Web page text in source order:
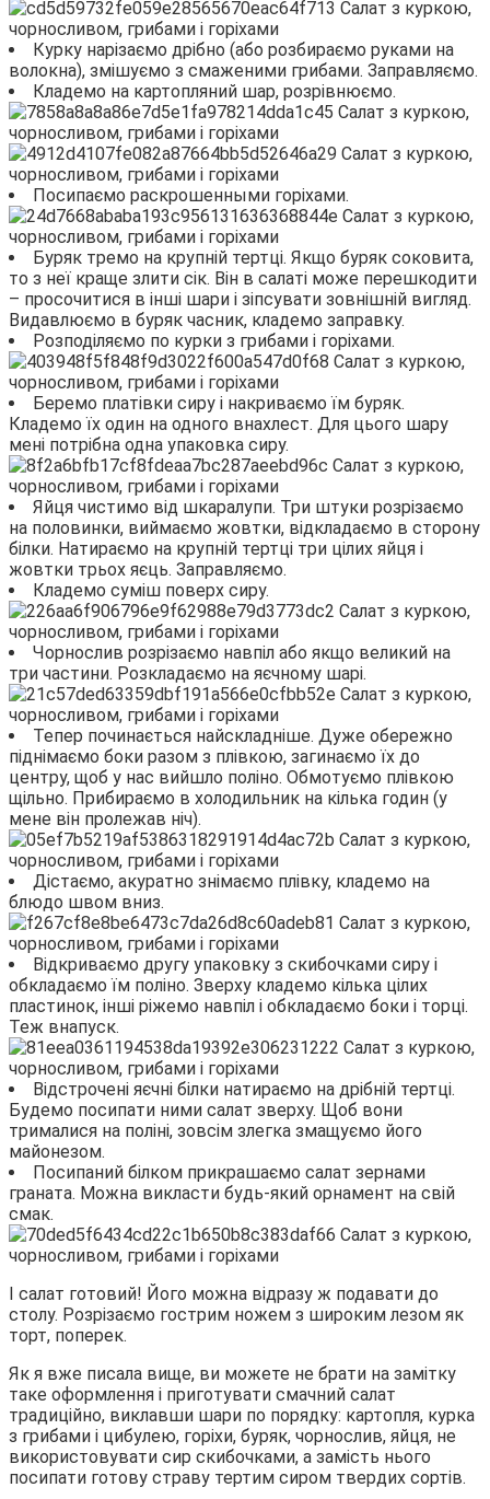
Курку нарізаємо дрібно (або розбираємо руками на
волокна), змішуємо з смаженими грибами. Заправляємо.
Кладемо на картопляний шар, розрівнюємо.
Посипаємо раскрошенными горіхами.
Буряк тремо на крупній тертці. Якщо буряк соковита,
то з неї краще злити сік. Він в салаті може перешкодити
– просочитися в інші шари і зіпсувати зовнішній вигляд.
Видавлюємо в буряк часник, кладемо заправку.
Розподіляємо по курки з грибами і горіхами.
Беремо платівки сиру і накриваємо їм буряк.
Кладемо їх один на одного внахлест. Для цього шару
мені потрібна одна упаковка сиру.
Яйця чистимо від шкаралупи. Три штуки розрізаємо
на половинки, виймаємо жовтки, відкладаємо в сторону
білки. Натираємо на крупній тертці три цілих яйця і
жовтки трьох яєць. Заправляємо.
Кладемо суміш поверх сиру.
Чорнослив розрізаємо навпіл або якщо великий на
три частини. Розкладаємо на яєчному шарі.
Тепер починається найскладніше. Дуже обережно
піднімаємо боки разом з плівкою, загинаємо їх до
центру, щоб у нас вийшло поліно. Обмотуємо плівкою
щільно. Прибираємо в холодильник на кілька годин (у
мене він пролежав ніч).
Дістаємо, акуратно знімаємо плівку, кладемо на
блюдо швом вниз.
Відкриваємо другу упаковку з скибочками сиру і
обкладаємо їм поліно. Зверху кладемо кілька цілих
пластинок, інші ріжемо навпіл і обкладаємо боки і торці.
Теж внапуск.
Відстрочені яєчні білки натираємо на дрібній тертці.
Будемо посипати ними салат зверху. Щоб вони
трималися на поліні, зовсім злегка змащуємо його
майонезом.
Посипаний білком прикрашаємо салат зернами
граната. Можна викласти будь-який орнамент на свій
смак.
І салат готовий! Його можна відразу ж подавати до
столу. Розрізаємо гострим ножем з широким лезом як
торт, поперек.
Як я вже писала вище, ви можете не брати на замітку
таке оформлення і приготувати смачний салат
традиційно, виклавши шари по порядку: картопля, курка
з грибами і цибулею, горіхи, буряк, чорнослив, яйця, не
використовувати сир скибочками, а замість нього
посипати готову страву тертим сиром твердих сортів.